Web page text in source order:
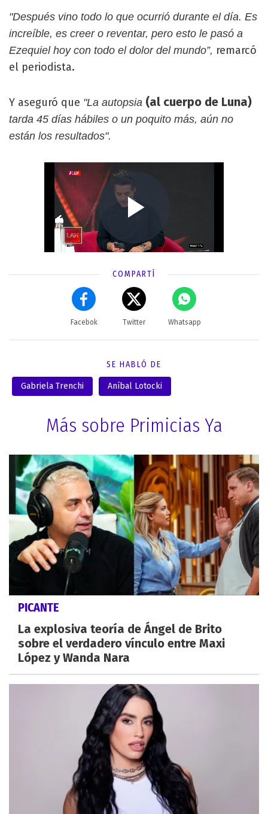
"Después vino todo lo que ocurrió durante el día. Es
increíble, es creer o reventar, pero esto le pasó a
Ezequiel hoy con todo el dolor del mundo”, remarcó
el periodista.
Y aseguró que "La autopsia (al cuerpo de Luna)
tarda 45 días hábiles o un poquito más, aún no
están los resultados".
COMPARTÍ
Facebok Twitter Whatsapp
SE HABLÓ DE
Gabriela Trenchi Aníbal Lotocki
Más sobre Primicias Ya
PICANTE
La explosiva teoría de Ángel de Brito
sobre el verdadero vínculo entre Maxi
López y Wanda Nara